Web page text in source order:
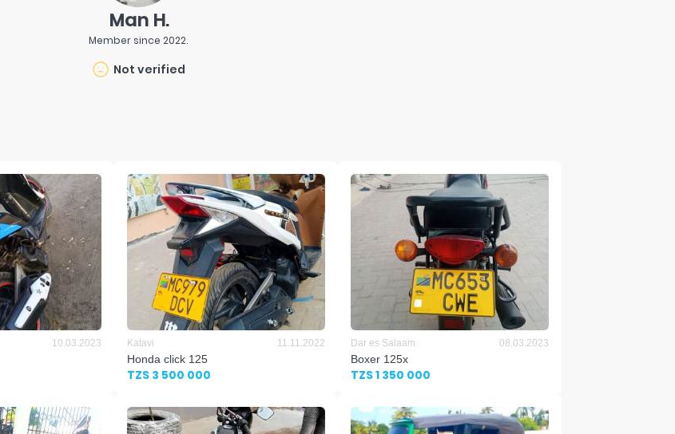
Man H.
Member since 2022.
Not verified
10.03.2023 Katavi 11.11.2022
Honda click 125
TZS 3 500 000
Dar es Salaam 08.03.2023
Boxer 125x
TZS 1 350 000